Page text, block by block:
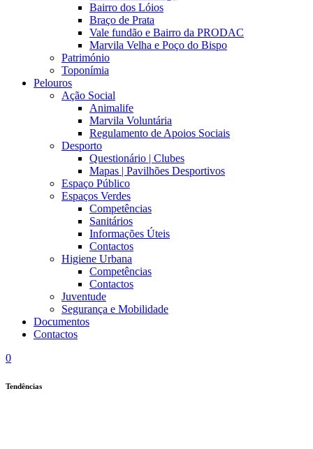
Bairro dos Lóios
Braço de Prata
Vale fundão e Bairro da PRODAC
Marvila Velha e Poço do Bispo
Património
Toponímia
Pelouros
Ação Social
Animalife
Marvila Voluntária
Regulamento de Apoios Sociais
Desporto
Questionário | Clubes
Mapas | Pavilhões Desportivos
Espaço Público
Espaços Verdes
Competências
Sanitários
Informações Úteis
Contactos
Higiene Urbana
Competências
Contactos
Juventude
Segurança e Mobilidade
Documentos
Contactos
0
Tendências